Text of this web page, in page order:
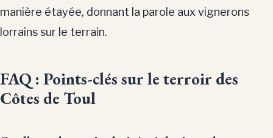
manière étayée, donnant la parole aux vignerons
lorrains sur le terrain.
FAQ : Points-clés sur le terroir des
Côtes de Toul